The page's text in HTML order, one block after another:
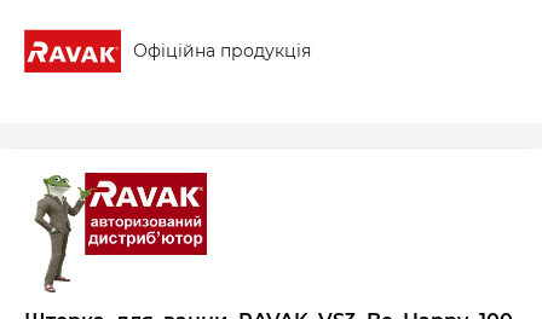
Офіційна продукція